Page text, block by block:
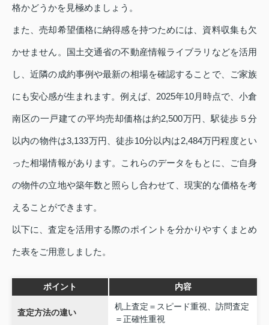
格かどうかを見極めましょう。
また、売却希望価格に納得感を持つためには、資料収集も欠
かせません。国土交通省の不動産情報ライブラリなどを活用
し、近隣の成約事例や最新の相場を確認することで、ご家族
にも安心感が生まれます。例えば、2025年10月時点で、小倉
南区の一戸建ての平均売却価格は約2,500万円、駅徒歩５分
以内の物件は3,133万円、徒歩10分以内は2,484万円程度とい
った相場情報があります。これらのデータをもとに、ご自身
の物件の立地や築年数と照らし合わせて、現実的な価格を考
えることができます。
以下に、査定を活用する際のポイントを分かりやすくまとめ
た表をご用意しました。
ポイント 内容
査定方法の違い
机上査定＝スピード重視、訪問査定
＝正確性重視